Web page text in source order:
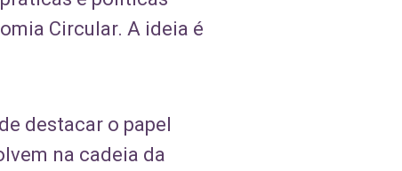
Circular. A ideia é
destacar o papel
na cadeia da